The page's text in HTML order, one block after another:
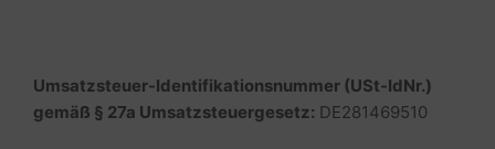
Umsatzsteuer-Identifikationsnummer (USt-IdNr.)
gemäß § 27a Umsatzsteuergesetz: DE281469510